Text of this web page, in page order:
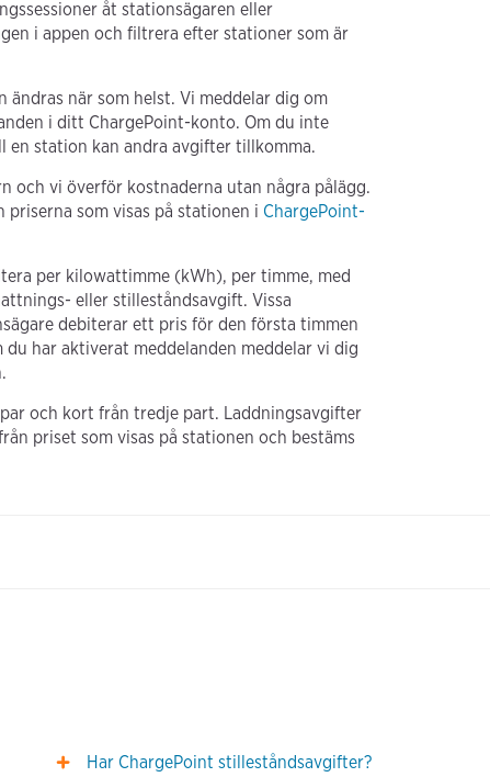
åt stationsägaren eller
i appen och filtrera efter stationer som är
när som helst. Vi meddelar dig om
i ditt ChargePoint-konto. Om du inte
station kan andra avgifter tillkomma.
och vi överför kostnaderna utan några pålägg.
som visas på stationen i ChargePoint-
per kilowattimme (kWh), per timme, med
eller stilleståndsavgift. Vissa
debiterar ett pris för den första timmen
har aktiverat meddelanden meddelar vi dig
och kort från tredje part. Laddningsavgifter
priset som visas på stationen och bestäms
Har ChargePoint stilleståndsavgifter?